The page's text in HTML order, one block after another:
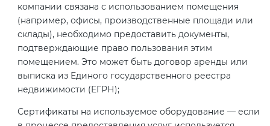
компании связана с использованием помещения
(например, офисы, производственные площади или
склады), необходимо предоставить документы,
подтверждающие право пользования этим
помещением. Это может быть договор аренды или
выписка из Единого государственного реестра
недвижимости (ЕГРН);
Сертификаты на используемое оборудование — если